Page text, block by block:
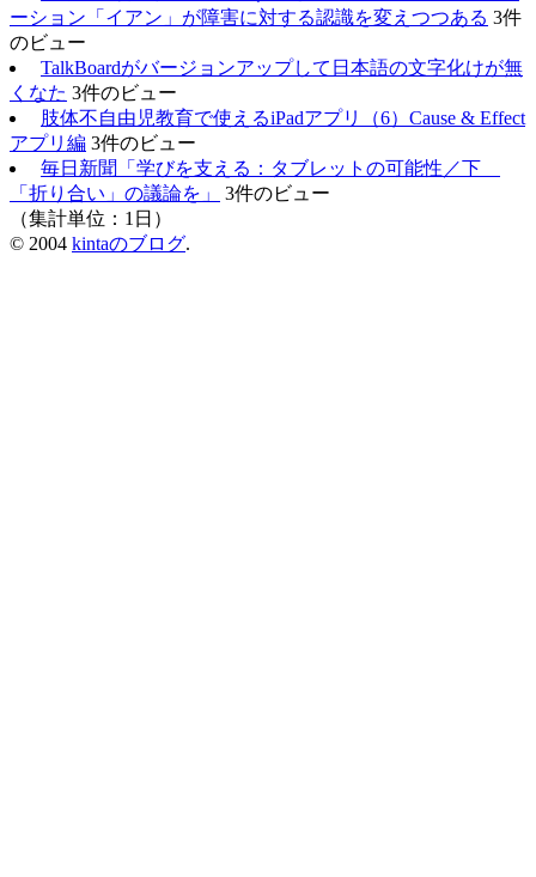
ーション「イアン」が障害に対する認識を変えつつある 3件
のビュー
TalkBoardがバージョンアップして日本語の文字化けが無
くなた 3件のビュー
肢体不自由児教育で使えるiPadアプリ（6）Cause & Effect
アプリ編 3件のビュー
毎日新聞「学びを支える：タブレットの可能性／下
「折り合い」の議論を」
3件のビュー
（集計単位：1日）
© 2004 kintaのブログ.